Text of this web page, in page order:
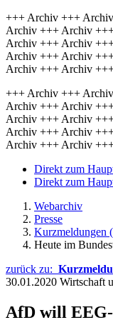
+++ Archiv +++
Archiv +++ Archiv
Archiv +++ Archiv
Archiv +++ Archiv
Archiv +++ Archiv
+++ Archiv +++
Archiv +++ Archiv
Archiv +++ Archiv
Archiv +++ Archiv
Archiv +++ Archiv
Direkt zum
Direkt zum
Webarchiv
Presse
Kurzmeldungen
Heute im
zurück zu:
30.01.2020 Wirtschaft
AfD will EEG-